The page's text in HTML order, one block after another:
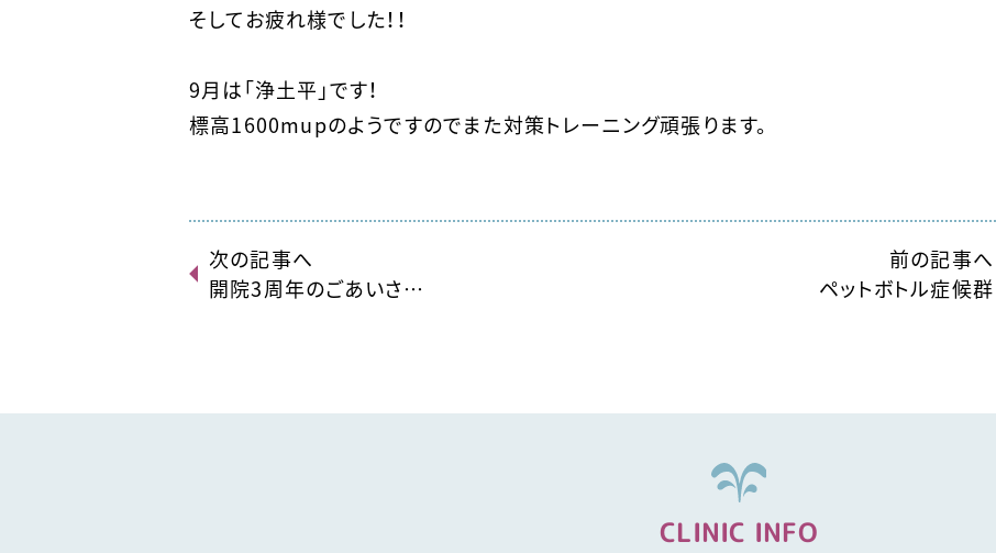
そしてお疲れ様でした！！
9月は「浄土平」です！
標高1600mupのようですのでまた対策トレーニング頑張ります。
次の記事へ
開院3周年のごあいさ…
前の記事へ
ペットボトル症候群
CLINIC INFO